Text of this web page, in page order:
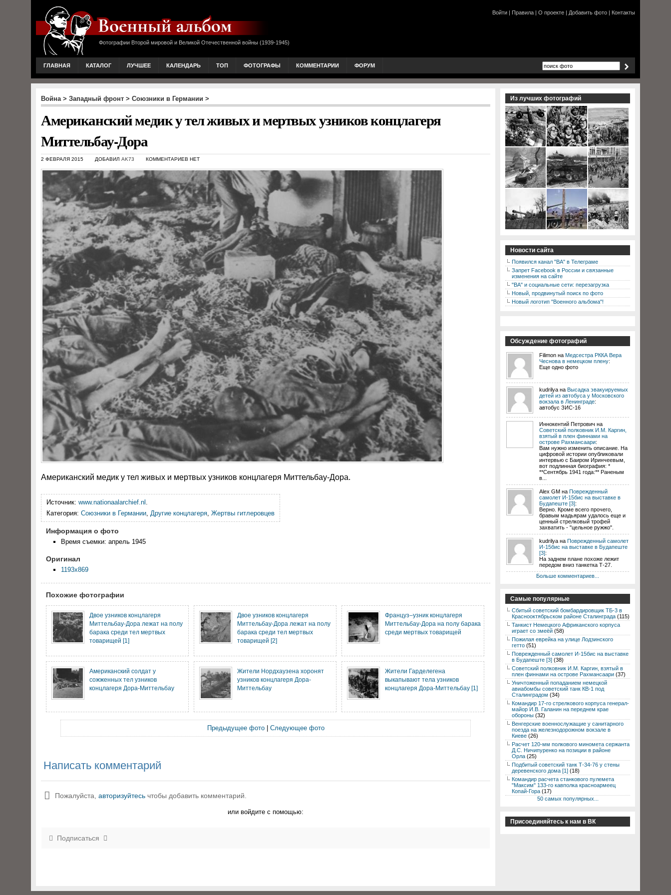
Фотографии Второй мировой и Великой Отечественной войны (1939-1945)
Войти | Правила | О проекте | Добавить фото | Контакты
ГЛАВНАЯ КАТАЛОГ ЛУЧШЕЕ КАЛЕНДАРЬ ТОП ФОТОГРАФЫ КОММЕНТАРИИ ФОРУМ
Война> Западный фронт > Союзники в Германии >
Американский медик у тел живых и мертвых узников концлагеря
Миттельбау-Дора
2 ФЕВРАЛЯ 2015 ДОБАВИЛ AK73 КОММЕНТАРИЕВ НЕТ
Американский медик у тел живых и мертвых узников концлагеря Миттельбау-Дора.
Источник: www.nationaalarchief.nl .
Категория: Союзники в Германии, Другие концлагеря, Жертвы гитлеровцев
Информация о фото
Время съемки: апрель 1945
Оригинал
1193x869
Похожие фотографии
Двое узников концлагеря
Миттельбау-Дора лежат на полу
барака среди тел мертвых
товарищей [1]
Двое узников концлагеря
Миттельбау-Дора лежат на полу
барака среди тел мертвых
товарищей [2]
Француз–узник концлагеря
Миттельбау-Дора на полу барака
среди мертвых товарищей
Американский солдат у
сожженных тел узников
концлагеря Дора-Миттельбау
Жители Нордхаузена хоронят
узников концлагеря Дора-
Миттельбау
Жители Гарделегена
выкапывают тела узников
концлагеря Дора-Миттельбау [1]
Предыдущее фото| Следующее фото
Написать комментарий
Пожалуйста, авторизуйтесь чтобы добавить комментарий.
или войдите с помощью:
Подписаться
Из лучших фотографий
Новости сайта
Появился канал "ВА" в Телеграме
Запрет Facebook в России и связанные
изменения на сайте
"ВА" и социальные сети: перезагрузка
Новый, продвинутый поиск по фото
Новый логотип "Военного альбома"!
Обсуждение фотографий
Filimon на Медсестра РККА Вера
Чеснова в немецком плену:
Еще одно фото
kudrilya на Высадка эвакуируемых
детей из автобуса у Московского
вокзала в Ленинграде:
автобус ЗИС-16
Иннокентий Петрович на
Советский полковник И.М. Каргин,
взятый в плен финнами на
острове Рахмансаари:
Вам нужно изменить описание. На
цифровой истории опубликовали
интервью с Баиром Иринчеевым,
вот подлинная биография: *
**Сентябрь 1941 года:** Раненым
в...
Alex GM на Поврежденный
самолет И-15бис на выставке в
Будапеште [3]:
Верно. Кроме всего прочего,
бравым мадьярам удалось еще и
ценный стрелковый трофей
захватить - "цельное ружжо".
kudrilya на Поврежденный самолет
И-15бис на выставке в Будапеште
[3]:
На заднем плане похоже лежит
передом вниз танкетка Т-27.
Больше комментариев...
Самые популярные
Сбитый советский бомбардировщик ТБ-3 в
Краснооктябрьском районе Сталинграда (115)
Танкист Немецкого Африканского корпуса
играет со змеёй (58)
Пожилая еврейка на улице Лодзинского
гетто (51)
Поврежденный самолет И-15бис на выставке
в Будапеште [3] (38)
Советский полковник И.М. Каргин, взятый в
плен финнами на острове Рахмансаари (37)
Уничтоженный попаданием немецкой
авиабомбы советский танк КВ-1 под
Сталинградом (34)
Командир 17-го стрелкового корпуса генерал-
майор И.В. Галанин на переднем крае
обороны (32)
Венгерские военнослужащие у санитарного
поезда на железнодорожном вокзале в
Киеве (26)
Расчет 120-мм полкового миномета сержанта
Д.С. Ничипуренко на позиции в районе
Орла (25)
Подбитый советский танк Т-34-76 у стены
деревенского дома [1] (18)
Командир расчета станкового пулемета
"Максим" 133-го кавполка красноармеец
Копай-Гора (17)
50 самых популярных...
Присоединяйтесь к нам в ВК